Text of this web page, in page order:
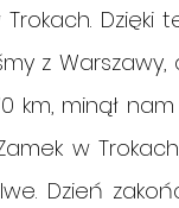
Dzięki
z Warszawy,
km, minął
w
Dzień